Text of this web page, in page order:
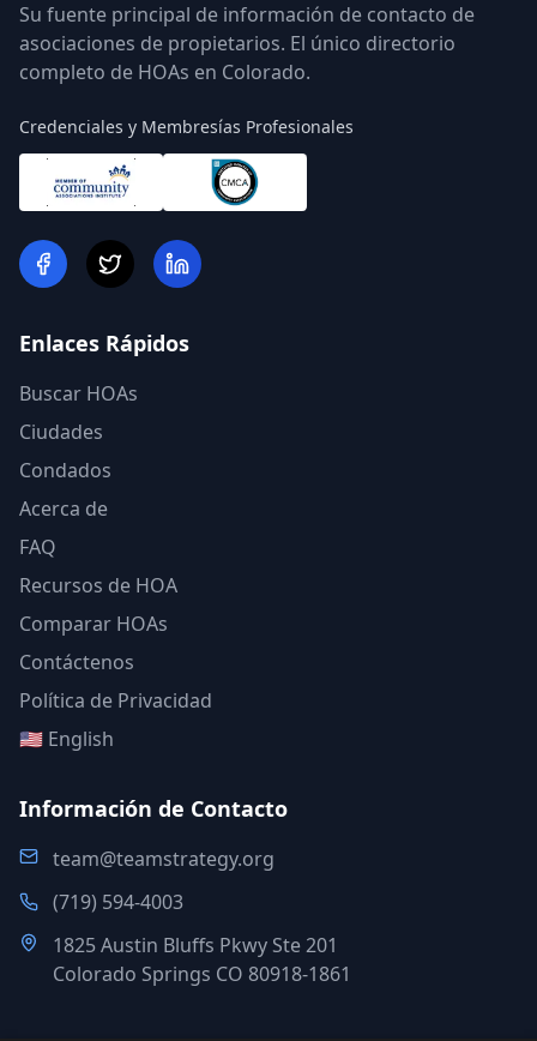
Su fuente principal de información de contacto de
asociaciones de propietarios. El único directorio
completo de HOAs en Colorado.
Credenciales y Membresías Profesionales
Enlaces Rápidos
Buscar HOAs
Ciudades
Condados
Acerca de
FAQ
Recursos de HOA
Comparar HOAs
Contáctenos
Política de Privacidad
🇺🇸 English
Información de Contacto
team@teamstrategy.org
(719) 594-4003
1825 Austin Bluffs Pkwy Ste 201
Colorado Springs CO 80918-1861